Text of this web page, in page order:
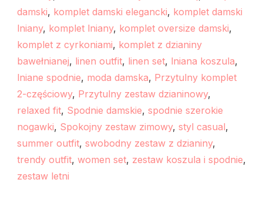
damski, komplet damski elegancki, komplet damski
lniany, komplet lniany, komplet oversize damski,
komplet z cyrkoniami, komplet z dzianiny
bawełnianej, linen outfit, linen set, lniana koszula,
lniane spodnie, moda damska, Przytulny komplet
2-częściowy, Przytulny zestaw dzianinowy,
relaxed fit, Spodnie damskie, spodnie szerokie
nogawki, Spokojny zestaw zimowy, styl casual,
summer outfit, swobodny zestaw z dzianiny,
trendy outfit, women set, zestaw koszula i spodnie,
zestaw letni